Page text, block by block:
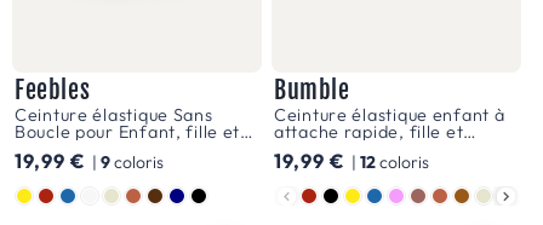
filles
brille
de
mille
Feebles
Ceinture élastique Sans
Boucle pour Enfant, fille et
garçon, modèle Feebles
Prix
habituel
19,99 € | 9coloris
Couleur
Bumble
Ceinture élastique enfant à
attache rapide, fille et
garçon, modèle Bumble
Prix
habituel
19,99 € | 12coloris
Couleur